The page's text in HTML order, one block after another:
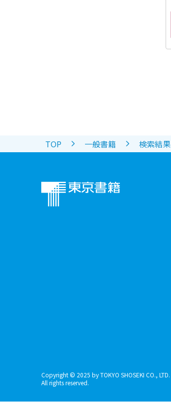
TOP 一般書籍 検索結果
Copyright © 2025 by TOKYO SHOSEKI CO., LTD.
All rights reserved.